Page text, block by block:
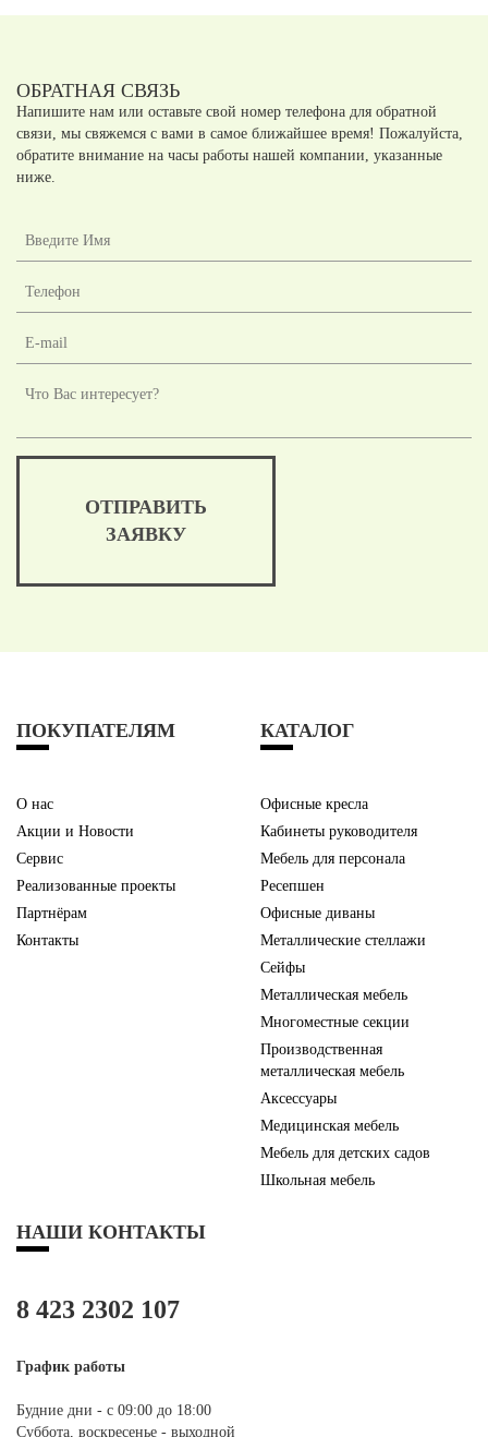
ОБРАТНАЯ СВЯЗЬ
Напишите нам или оставьте свой номер телефона для обратной
связи, мы свяжемся с вами в самое ближайшее время! Пожалуйста,
обратите внимание на часы работы нашей компании, указанные
ниже.
ОТПРАВИТЬ
ЗАЯВКУ
ПОКУПАТЕЛЯМ
О нас
Акции и Новости
Сервис
Реализованные проекты
Партнёрам
Контакты
КАТАЛОГ
Офисные кресла
Кабинеты руководителя
Мебель для персонала
Ресепшен
Офисные диваны
Металлические стеллажи
Сейфы
Металлическая мебель
Многоместные секции
Производственная
металлическая мебель
Аксессуары
Медицинская мебель
Мебель для детских садов
Школьная мебель
НАШИ КОНТАКТЫ
8 423 2302 107
График работы
Будние дни - с 09:00 до 18:00
Суббота, воскресенье - выходной